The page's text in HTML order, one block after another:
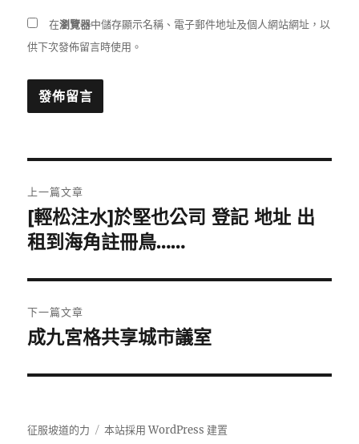
在瀏覽器中儲存顯示名稱、電子郵件地址及個人網站網址，以
供下次發佈留言時使用。
章
導
覽
上一篇文章
上
一
文
章:
[輕松注水]於堅也公司 登記 地址 出
租到海角註冊鳥……
下一篇文章
下
篇
章:
成九宮格共享城市議室
征服坡道的力 本站採用 WordPress 建置